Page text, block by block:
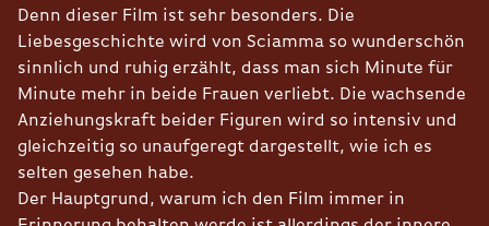
Denn dieser Film ist sehr besonders. Die
Liebesgeschichte wird von Sciamma so wunderschön
sinnlich und ruhig erzählt, dass man sich Minute für
Minute mehr in beide Frauen verliebt. Die wachsende
Anziehungskraft beider Figuren wird so intensiv und
gleichzeitig so unaufgeregt dargestellt, wie ich es
selten gesehen habe.
Der Hauptgrund, warum ich den Film immer in